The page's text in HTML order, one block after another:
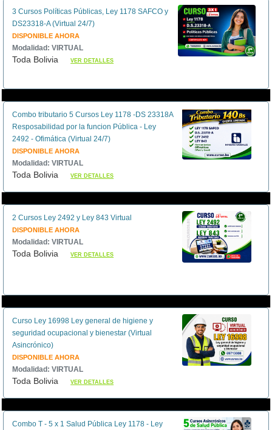
3 Cursos Políticas Públicas, Ley 1178 SAFCO y
DS23318-A (Virtual 24/7)
DISPONIBLE AHORA
Modalidad: VIRTUAL
Toda BoliviaVER DETALLES
Combo tributario 5 Cursos Ley 1178 -DS 23318A
Resposabilidad por la funcion Pública - Ley
2492 - Ofimática (Virtual 24/7)
DISPONIBLE AHORA
Modalidad: VIRTUAL
Toda BoliviaVER DETALLES
2 Cursos Ley 2492 y Ley 843 Virtual
DISPONIBLE AHORA
Modalidad: VIRTUAL
Toda BoliviaVER DETALLES
Curso Ley 16998 Ley general de higiene y
seguridad ocupacional y bienestar (Virtual
Asincrónico)
DISPONIBLE AHORA
Modalidad: VIRTUAL
Toda BoliviaVER DETALLES
Combo T - 5 x 1 Salud Pública Ley 1178 - Ley